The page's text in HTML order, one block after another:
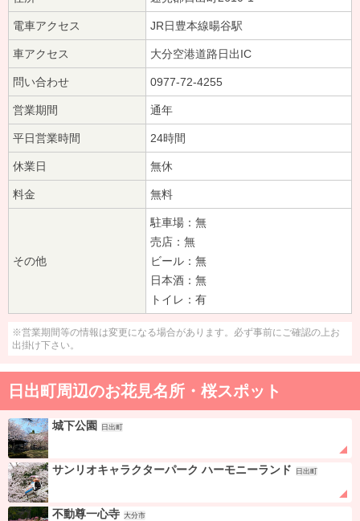
電車アクセス JR日豊本線暘谷駅
車アクセス 大分空港道路日出IC
問い合わせ 0977-72-4255
営業期間 通年
平日営業時間 24時間
休業日 無休
料金 無料
その他
駐車場：無
売店：無
ビール：無
日本酒：無
トイレ：有
※営業期間等の情報は変更になる場合があります。必ず事前にご確認の上お
出掛け下さい。
日出町周辺のお花見名所・桜スポット
城下公園 日出町
サンリオキャラクターパーク ハーモニーランド 日出町
不動尊一心寺 大分市